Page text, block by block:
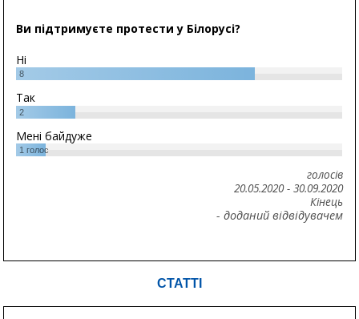
Ви підтримуєте протести у Білорусі?
Ні
8
Так
2
Мені байдуже
1 голос
голосів
20.05.2020- 30.09.2020
Кінець
- доданий відвідувачем
СТАТТІ